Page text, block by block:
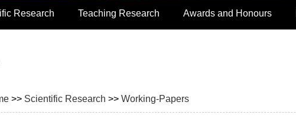
Research Teaching Research Awards and Honours
>> Scientific Research >> Working-Papers